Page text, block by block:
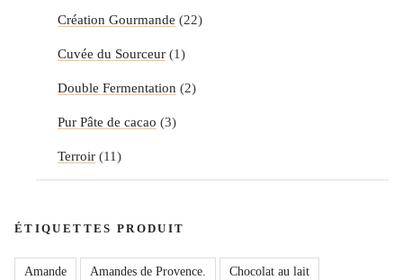
Création Gourmande (22)
Cuvée du Sourceur (1)
Double Fermentation (2)
Pur Pâte de cacao (3)
Terroir (11)
ÉTIQUETTES PRODUIT
Amande Amandes de Provence. Chocolat au lait